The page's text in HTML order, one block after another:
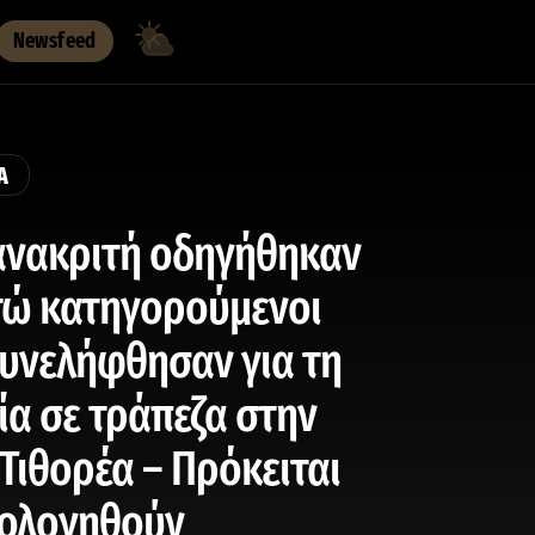
Newsfeed
οδηγήθηκαν
κατηγορούμενοι
για τη
σε τράπεζα στην
– Πρόκειται